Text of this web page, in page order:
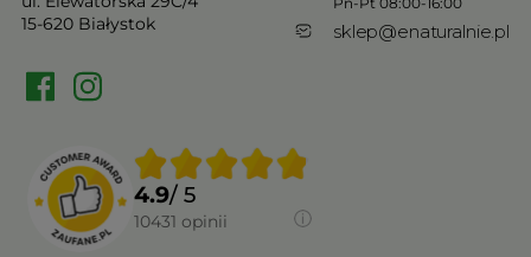
15-620 Białystok
sklep@enaturalnie.pl
4.9/ 5
10431 opinii